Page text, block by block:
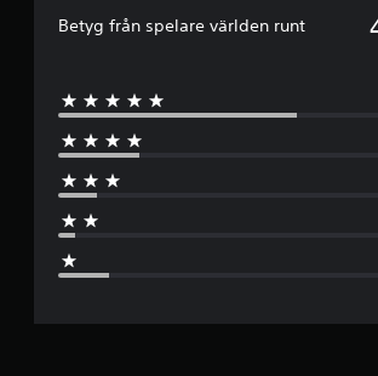
Betyg från spelare världen runt